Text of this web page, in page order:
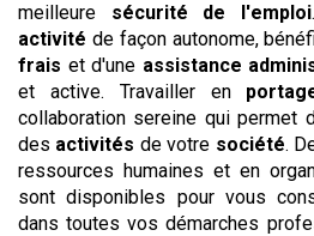
meilleure sécurité de l'emploi
activité de façon autonome,
frais et d'une assistance
et active. Travailler en
collaboration sereine qui permet
des activités de votre société.
ressources humaines et en
sont disponibles pour vous
dans toutes vos démarches